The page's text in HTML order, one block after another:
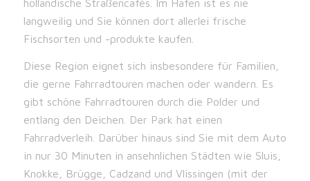
langweilig und Sie können dort allerlei frische
Fischsorten und -produkte kaufen.
Diese Region eignet sich insbesondere für Familien,
die gerne Fahrradtouren machen oder wandern. Es
gibt schöne Fahrradtouren durch die Polder und
entlang den Deichen. Der Park hat einen
Fahrradverleih. Darüber hinaus sind Sie mit dem Auto
in nur 30 Minuten in ansehnlichen Städten wie Sluis,
Knokke, Brügge, Cadzand und Vlissingen (mit der